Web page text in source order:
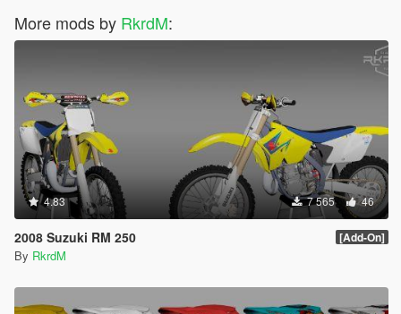
More mods by RkrdM:
4.83 7 565 46
2008 Suzuki RM 250 [Add-On]
By RkrdM